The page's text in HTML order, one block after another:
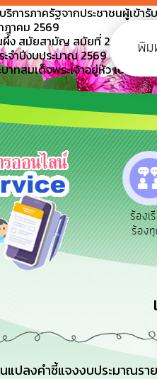
ริการภาครัฐจากประชาชนผู้เข้า
ฎาคม 2569
ผึ้ง สมัยสามัญ สมัยที่ 2 ครั้งที่ 2
ะจำปีงบประมาณ 2569
ทสมเด็จพระเจ้าอยู่หัว เนื่องใน
ม
ร้องเรียน
ร้องทุกข์
แปลงคำชี้แจงงบประมาณร